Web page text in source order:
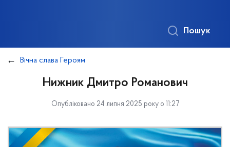
Пошук
Вічна слава Героям
Нижник Дмитро Романович
Опубліковано 24 липня 2025 року о 11:27